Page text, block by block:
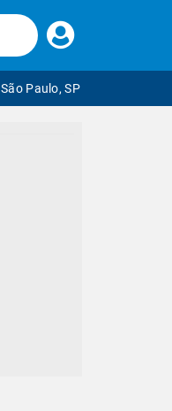
Faça
seu
São Paulo, SP